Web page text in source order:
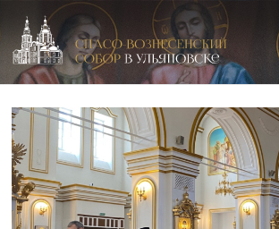
Спасо-Вознесенский кафедральный